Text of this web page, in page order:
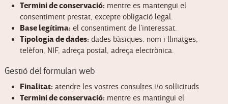
Termini de conservació: mentre es mantengui el
consentiment prestat, excepte obligació legal.
Base legítima: el consentiment de l’interessat.
Tipologia de dades: dades bàsiques: nom i llinatges,
telèfon, NIF, adreça postal, adreça electrònica.
Gestió del formulari web
Finalitat: atendre les vostres consultes i/o sol·licituds
Termini de conservació: mentre es mantingui el